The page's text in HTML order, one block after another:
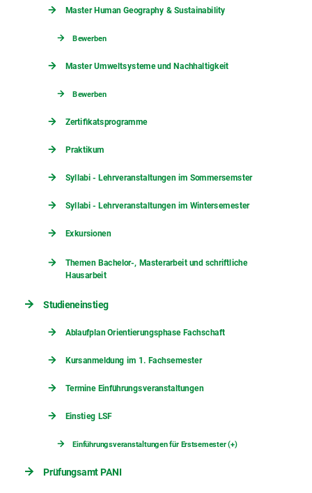
Master Human Geography & Sustainability
Bewerben
Master Umweltsysteme und Nachhaltigkeit
Bewerben
Zertifikatsprogramme
Praktikum
Syllabi - Lehrveranstaltungen im Sommersemster
Syllabi - Lehrveranstaltungen im Wintersemester
Exkursionen
Themen Bachelor-, Masterarbeit und schriftliche
Hausarbeit
Studieneinstieg
Ablaufplan Orientierungsphase Fachschaft
Kursanmeldung im 1. Fachsemester
Termine Einführungsveranstaltungen
Einstieg LSF
Einführungsveranstaltungen für Erstsemester (+)
Prüfungsamt PANI